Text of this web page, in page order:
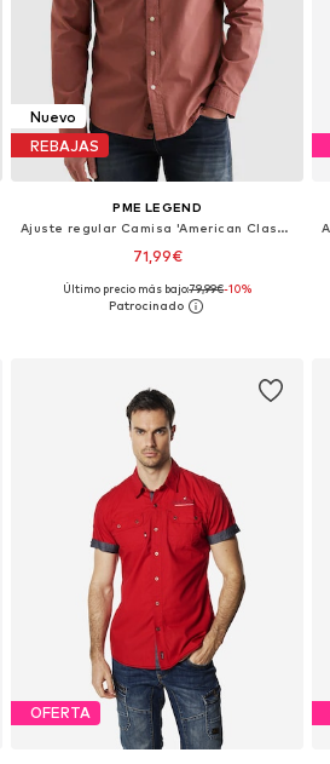
Nuevo
REBAJAS
PME LEGEND
Ajuste regular Camisa 'American Classic shirt'
71,99€
Tallas disponibles: S, M, L, XL, XXL, XXXL
Último precio más bajo:79,99€-10%
OFERTA